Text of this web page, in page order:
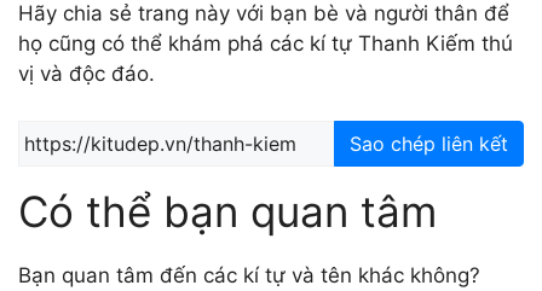
Hãy chia sẻ trang này với bạn bè và người thân để
họ cũng có thể khám phá các kí tự Thanh Kiếm thú
vị và độc đáo.
Sao chép liên kết
Có thể bạn quan tâm
Bạn quan tâm đến các kí tự và tên khác không?